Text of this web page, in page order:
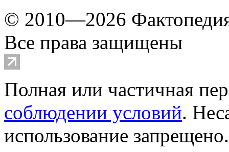
© 2010—2026
Все права защищены
Полная или частичная
соблюдении условий.
использование